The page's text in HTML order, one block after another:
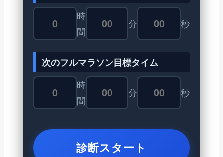
時
間
分 秒
次のフルマラソン目標タイム
時
間
分 秒
診断スタート